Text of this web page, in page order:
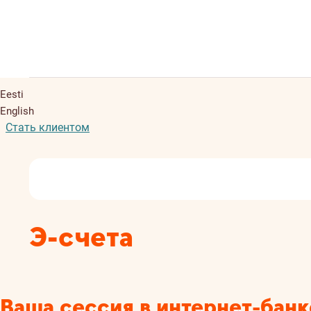
Eesti
English
Стать клиентом
Э-счета